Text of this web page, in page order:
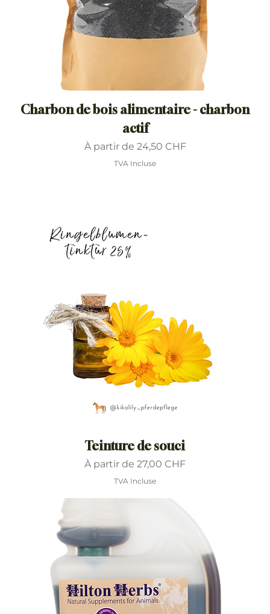
Charbon de bois alimentaire - charbon
actif
À partir de 24,50 CHF
Prix promotionnel
TVA Incluse
Teinture de souci
À partir de 27,00 CHF
Prix promotionnel
TVA Incluse